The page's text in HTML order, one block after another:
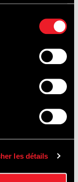
les détails